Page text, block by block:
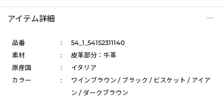
アイテム詳細
品番 :
54_1_54152311140
素材
:
皮革部分：牛革
原産国
:
イタリア
カラー
:
ワインブラウン / ブラック / ビスケット / アイア
ン / ダークブラウン